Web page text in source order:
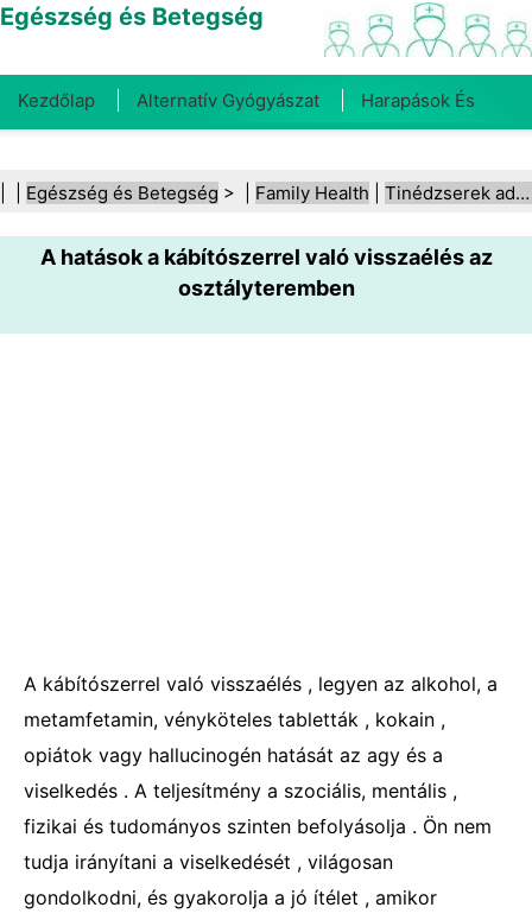
Egészség és Betegség
Kezdőlap Alternatív Gyógyászat Harapások És
Fogegészség Diéta És Táplálkozás Családi
Egészség Egészségügyi Ágazat Mentális Egészség
Egészség és Betegség > | Family Health Tinédzserek addikciója
A hatások a kábítószerrel való visszaélés az
osztályteremben
A kábítószerrel való visszaélés , legyen az alkohol, a
metamfetamin, vényköteles tabletták , kokain ,
opiátok vagy hallucinogén hatását az agy és a
viselkedés . A teljesítmény a szociális, mentális ,
fizikai és tudományos szinten befolyásolja . Ön nem
tudja irányítani a viselkedését , világosan
gondolkodni, és gyakorolja a jó ítélet , amikor